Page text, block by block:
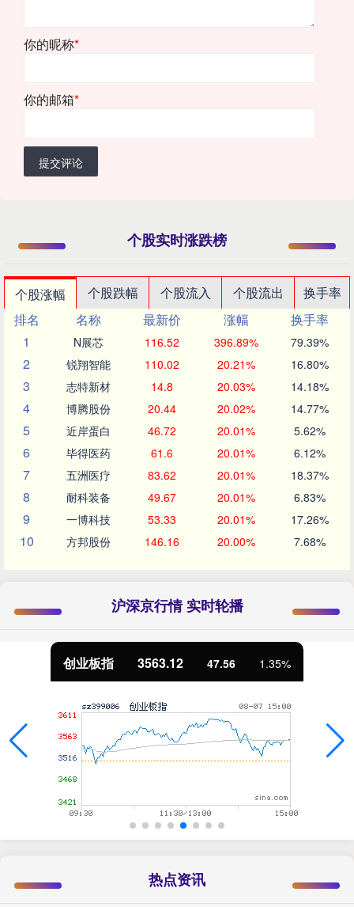
你的昵称*
你的邮箱*
提交评论
个股实时涨跌榜
个股涨幅 个股跌幅 个股流入 个股流出
换手率
排名
名称 最新价 涨幅
换手率
1
N展芯 116.52 396.89% 79.39%
2 锐翔智能 110.02 20.21% 16.80%
3 志特新材 14.8 20.03% 14.18%
4 博腾股份 20.44 20.02% 14.77%
5 近岸蛋白 46.72 20.01% 5.62%
6 毕得医药 61.6 20.01% 6.12%
7 五洲医疗 83.62 20.01% 18.37%
8 耐科装备 49.67 20.01% 6.83%
9 一博科技 53.33 20.01% 17.26%
10 方邦股份 146.16 20.00% 7.68%
沪深京行情 实时轮播
基金指数 7242.10 12.30 0.17%
热点资讯